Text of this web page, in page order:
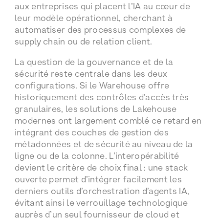
aux entreprises qui placent l’IA au cœur de
leur modèle opérationnel, cherchant à
automatiser des processus complexes de
supply chain ou de relation client.
La question de la gouvernance et de la
sécurité reste centrale dans les deux
configurations. Si le Warehouse offre
historiquement des contrôles d’accès très
granulaires, les solutions de Lakehouse
modernes ont largement comblé ce retard en
intégrant des couches de gestion des
métadonnées et de sécurité au niveau de la
ligne ou de la colonne. L’interopérabilité
devient le critère de choix final : une stack
ouverte permet d’intégrer facilement les
derniers outils d’orchestration d’agents IA,
évitant ainsi le verrouillage technologique
auprès d’un seul fournisseur de cloud et